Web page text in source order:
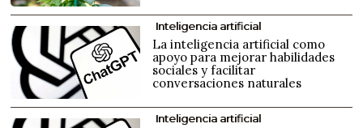
Inteligencia artificial
La inteligencia artificial como
apoyo para mejorar habilidades
sociales y facilitar
conversaciones naturales
Inteligencia artificial